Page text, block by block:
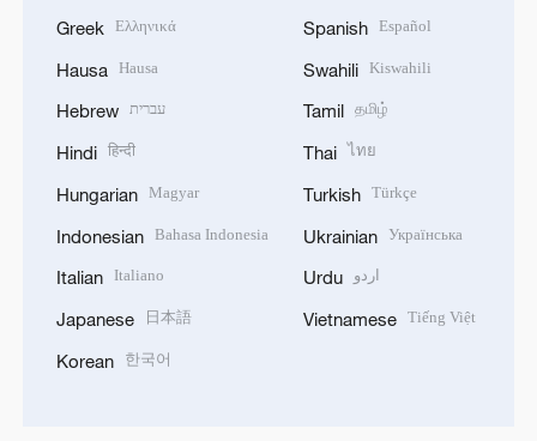
Greek Ελληνικά
Hausa Hausa
Hebrew עברית
Hindi हिन्दी
Hungarian Magyar
Indonesian Bahasa Indonesia
Italian Italiano
Japanese 日本語
Korean 한국어
Spanish Español
Swahili Kiswahili
Tamil தமிழ்
Thai ไทย
Turkish Türkçe
Ukrainian Українська
Urdu اردو
Vietnamese Tiếng Việt